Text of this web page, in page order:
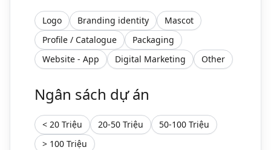
Logo Branding identity
Mascot
Profile / Catalogue
Packaging
Website - App
Digital Marketing Other
Ngân sách dự án
< 20 Triệu 20-50 Triệu
50-100 Triệu
> 100 Triệu